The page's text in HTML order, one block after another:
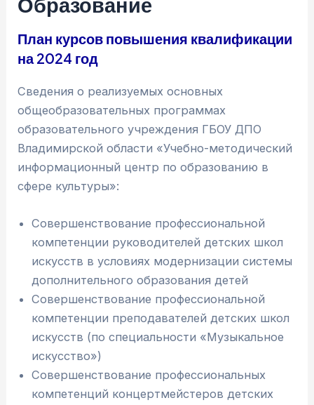
План курсов повышения квалификации
на 2024 год
Сведения о реализуемых основных
общеобразовательных программах
образовательного учреждения ГБОУ ДПО
Владимирской области «Учебно-методический
информационный центр по образованию в
сфере культуры»:
Совершенствование профессиональной
компетенции руководителей детских школ
искусств в условиях модернизации системы
дополнительного образования детей
Совершенствование профессиональной
компетенции преподавателей детских школ
искусств (по специальности «Музыкальное
искусство»)
Совершенствование профессиональных
компетенций концертмейстеров детских